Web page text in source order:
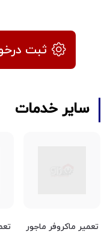
ثبت
سایر خدمات
تعمیر ماکروفر ماجور